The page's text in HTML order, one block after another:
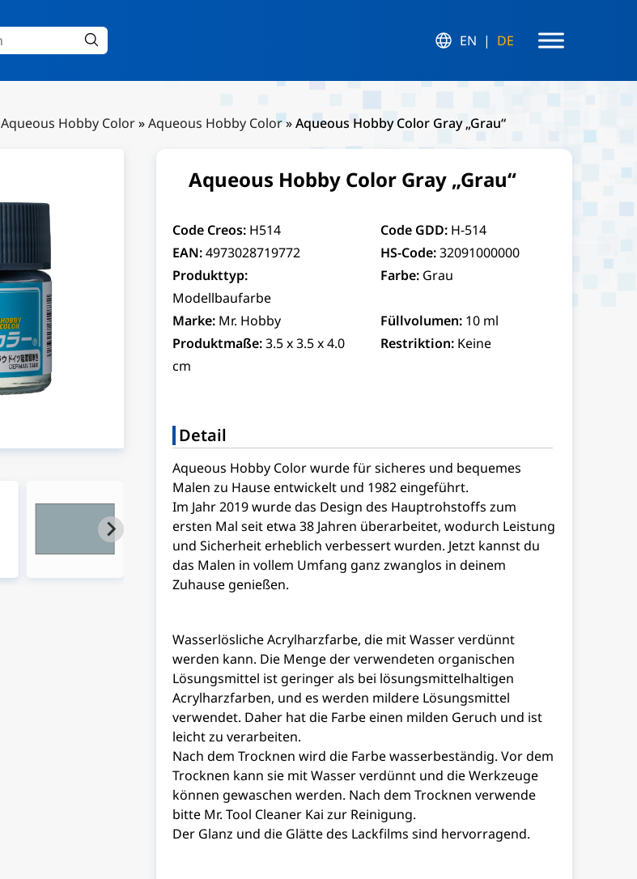
EN DE
Aqueous Hobby Color»Aqueous Hobby Color»Aqueous Hobby Color Gray „Grau“
Aqueous Hobby Color Gray „Grau“
Code Creos: H514 Code GDD: H-514
EAN: 4973028719772 HS-Code:32091000000
Produkttyp:
Modellbaufarbe
Farbe: Grau
Marke: Mr. Hobby Füllvolumen: 10 ml
Produktmaße: 3.5 x 3.5 x 4.0
cm
Restriktion: Keine
Detail
Aqueous Hobby Color wurde für sicheres und bequemes
Malen zu Hause entwickelt und 1982 eingeführt.
Im Jahr 2019 wurde das Design des Hauptrohstoffs zum
ersten Mal seit etwa 38 Jahren überarbeitet, wodurch Leistung
und Sicherheit erheblich verbessert wurden. Jetzt kannst du
das Malen in vollem Umfang ganz zwanglos in deinem
Zuhause genießen.
Wasserlösliche Acrylharzfarbe, die mit Wasser verdünnt
werden kann. Die Menge der verwendeten organischen
Lösungsmittel ist geringer als bei lösungsmittelhaltigen
Acrylharzfarben, und es werden mildere Lösungsmittel
verwendet. Daher hat die Farbe einen milden Geruch und ist
leicht zu verarbeiten.
Nach dem Trocknen wird die Farbe wasserbeständig. Vor dem
Trocknen kann sie mit Wasser verdünnt und die Werkzeuge
können gewaschen werden. Nach dem Trocknen verwende
bitte Mr. Tool Cleaner Kai zur Reinigung.
Der Glanz und die Glätte des Lackfilms sind hervorragend.